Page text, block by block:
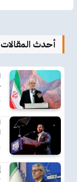
أحدث المقالات
5
5